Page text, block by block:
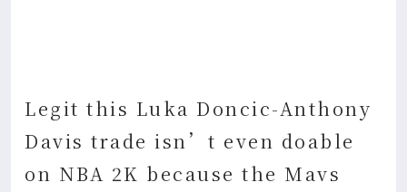
Legit this Luka Doncic-Anthony
Davis trade isn’t even doable
on NBA 2K because the Mavs